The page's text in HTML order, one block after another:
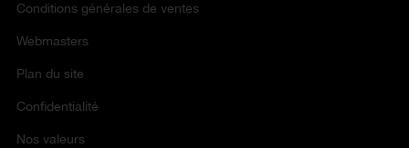
Conditions générales de ventes
Webmasters
Plan du site
Confidentialité
Nos valeurs